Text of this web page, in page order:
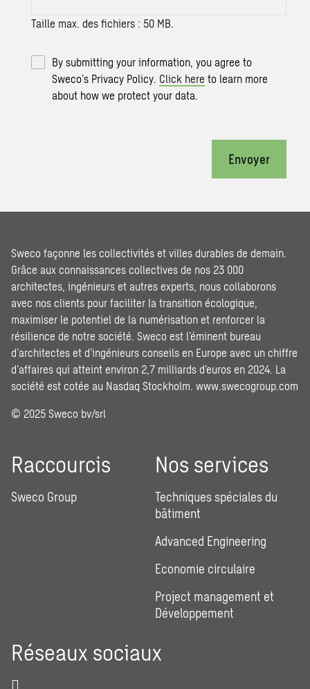
Taille max. des fichiers : 50 MB.
By submitting your information, you agree to
Sweco’s Privacy Policy. Click here to learn more
about how we protect your data.
Envoyer
Sweco façonne les collectivités et villes durables de demain.
Grâce aux connaissances collectives de nos 23 000
architectes, ingénieurs et autres experts, nous collaborons
avec nos clients pour faciliter la transition écologique,
maximiser le potentiel de la numérisation et renforcer la
résilience de notre société. Sweco est l’éminent bureau
d’architectes et d’ingénieurs conseils en Europe avec un chiffre
d’affaires qui atteint environ 2,7 milliards d’euros en 2024. La
société est cotée au Nasdaq Stockholm. www.swecogroup.com
© 2025 Sweco bv/srl
Raccourcis
Sweco Group
Nos services
Techniques spéciales du
bâtiment
Advanced Engineering
Economie circulaire
Project management et
Développement
Réseaux sociaux